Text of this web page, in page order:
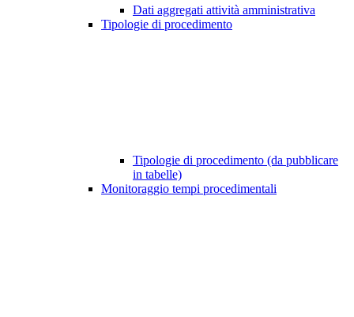
Dati aggregati attività amministrativa
Tipologie di procedimento
Tipologie di procedimento (da pubblicare
in tabelle)
Monitoraggio tempi procedimentali